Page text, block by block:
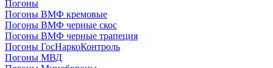
Погоны
Погоны ВМФ кремовые
Погоны ВМФ черные скос
Погоны ВМФ черные трапеция
Погоны ГосНаркоКонтроль
Погоны МВД